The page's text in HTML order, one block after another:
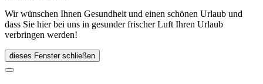
Wir wünschen Ihnen Gesundheit und einen schönen Urlaub und
dass Sie hier bei uns in gesunder frischer Luft Ihren Urlaub
verbringen werden!
dieses Fenster schließen